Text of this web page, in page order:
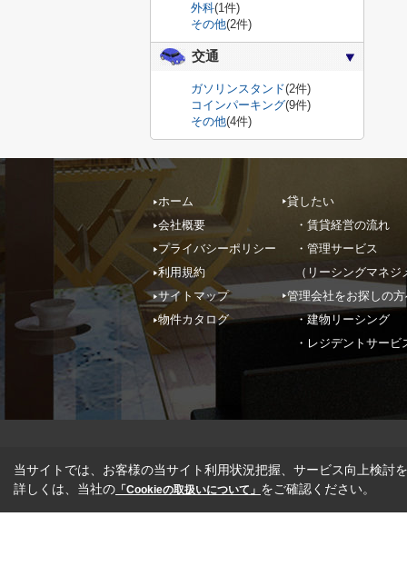
外科(1件)
その他(2件)
交通
ガソリンスタンド(2件)
コインパーキング(9件)
その他(4件)
ホーム
会社概要
プライバシーポリシー
利用規約
サイトマップ
物件カタログ
貸したい
・賃貸経営の流れ
・管理サービス
（リーシングマネジ
管理会社をお探しの
・建物リーシング
・レジデントサービ
当サイトでは、お客様の当サイト利用状況把握、サービス向上検討
詳しくは、当社の 「Cookieの取扱いについて」 をご確認ください。